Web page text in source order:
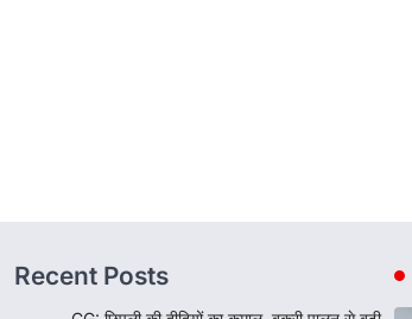
Recent Posts